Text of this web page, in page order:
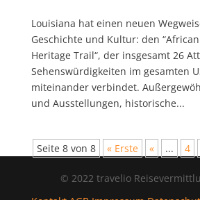
Louisiana hat einen neuen
Geschichte und Kultur: den
Heritage Trail“, der insgesamt 26
Sehenswürdigkeiten im gesamten
miteinander verbindet.
und Ausstellungen, historische...
Seite 8 von 8 « Erste « ... 4
© 2022 travelio